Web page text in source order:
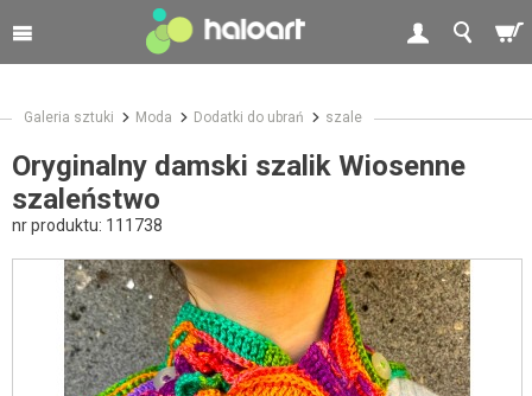
Galeria sztuki Moda Dodatki do ubrań szale
Oryginalny damski szalik Wiosenne
szaleństwo
nr produktu: 111738